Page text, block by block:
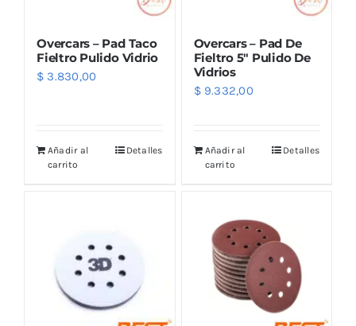
Overcars – Pad Taco
Fieltro Pulido Vidrio
$ 3.830,00
Añadir al
carrito
Detalles
Overcars – Pad De
Fieltro 5″ Pulido De
Vidrios
$9.332,00
Añadir al
carrito
Detalles